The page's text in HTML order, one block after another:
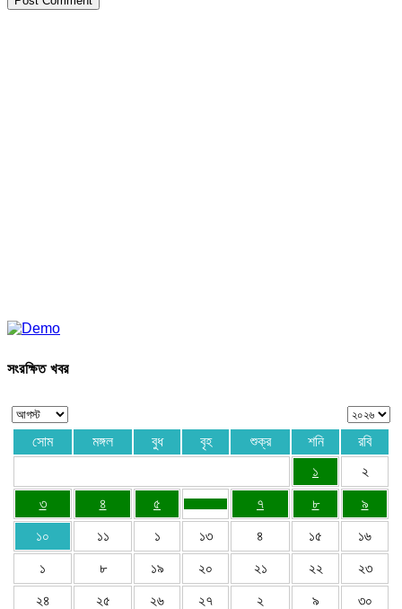
সংরক্ষিত খবর
সোম মঙ্গল বুধ বৃহ শুক্র শনি
রবি
১
২
৩ ৪ ৫ ৭ ৮ ৯
১০ ১১ ১ ১৩ ৪ ১৫ ১৬
১ ৮ ১৯ ২০ ২১ ২২ ২৩
২৪ ২৫ ২৬ ২৭ ২ ৯ ৩০